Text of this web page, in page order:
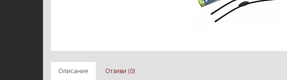
Описание Отзиви (0)